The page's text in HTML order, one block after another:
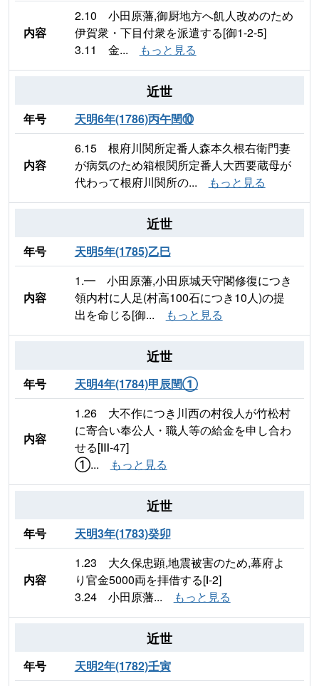
内容
2.10 小田原藩,御厨地方へ飢人改めのため
伊賀衆・下目付衆を派遣する[御1-2-5]
3.11 金...
もっと見る
近世
年号 天明6年(1786)丙午閏⑩
内容
6.15 根府川関所定番人森本久根右衛門妻
が病気のため箱根関所定番人大西要蔵母が
代わって根府川関所の...
もっと見る
近世
年号 天明5年(1785)乙巳
内容
1.━ 小田原藩,小田原城天守閣修復につき
領内村に人足(村高100石につき10人)の提
出を命じる[御...
もっと見る
近世
年号 天明4年(1784)甲辰閏①
内容
1.26 大不作につき川西の村役人が竹松村
に寄合い奉公人・職人等の給金を申し合わ
せる[Ⅲ-47]
①...
もっと見る
近世
年号 天明3年(1783)癸卯
内容
1.23 大久保忠顕,地震被害のため,幕府よ
り官金5000両を拝借する[Ⅰ-2]
3.24 小田原藩...
もっと見る
近世
年号 天明2年(1782)壬寅